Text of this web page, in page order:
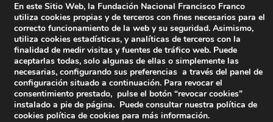
En este Sitio Web, la Fundación Nacional Francisco Franco
utiliza cookies propias y de terceros con fines necesarios para el
correcto funcionamiento de la web y su seguridad. Asimismo,
utiliza cookies estadísticas, y analíticas de terceros con la
finalidad de medir visitas y fuentes de tráfico web. Puede
aceptarlas todas, solo algunas de ellas o simplemente las
necesarias, configurando sus preferencias a través del panel de
configuración situado a continuación. Para revocar el
consentimiento prestado, pulse el botón “revocar cookies”
instalado a pie de página. Puede consultar nuestra política de
cookies política de cookies para más información.